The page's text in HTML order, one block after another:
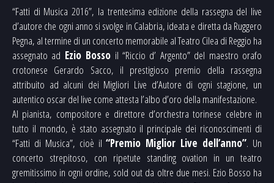
“Fatti di Musica 2016”, la trentesima edizione della rassegna del live
d’autore che ogni anno si svolge in Calabria, ideata e diretta da Ruggero
Pegna, al termine di un concerto memorabile al Teatro Cilea di Reggio ha
assegnato ad Ezio Bosso il “Riccio d’ Argento” del maestro orafo
crotonese Gerardo Sacco, il prestigioso premio della rassegna
attribuito ad alcuni dei Migliori Live d’Autore di ogni stagione, un
autentico oscar del live come attesta l’albo d’oro della manifestazione.
Al pianista, compositore e direttore d’orchestra torinese celebre in
tutto il mondo, è stato assegnato il principale dei riconoscimenti di
“Fatti di Musica”, cioè il“Premio Miglior Live dell’anno”. Un
concerto strepitoso, con ripetute standing ovation in un teatro
gremitissimo in ogni ordine, sold out da oltre due mesi. Ezio Bosso ha